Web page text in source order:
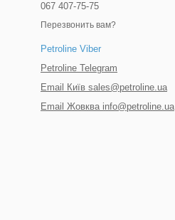
067 407-75-75
Перезвонить вам?
Petroline Viber
Petroline Telegram
Email Київ sales@petroline.ua
Email Жовква info@petroline.ua